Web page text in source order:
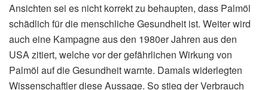
Ansichten sei es nicht korrekt zu behaupten, dass Palmöl
schädlich für die menschliche Gesundheit ist. Weiter wird
auch eine Kampagne aus den 1980er Jahren aus den
USA zitiert, welche vor der gefährlichen Wirkung von
Palmöl auf die Gesundheit warnte. Damals widerlegten
Wissenschaftler diese Aussage. So stieg der Verbrauch